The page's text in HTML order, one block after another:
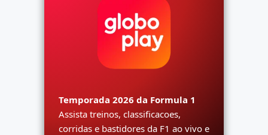
Temporada 2026 da Formula 1
Assista treinos, classificacoes,
corridas e bastidores da F1 ao vivo e